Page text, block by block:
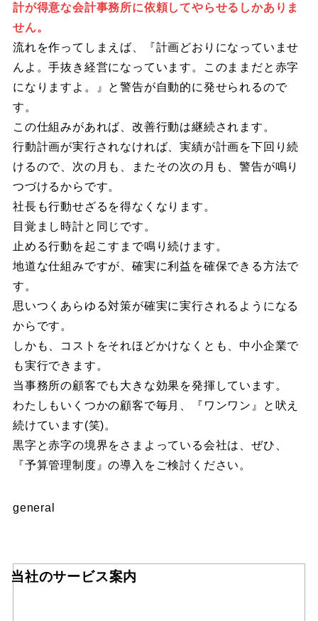
計が得意な会計事務所に依頼してやらせるしかありま
せん。
流れを作ってしまえば、『計画どおりになっていませ
んよ。手抜き経営になっています。このままだと赤字
になりますよ。』と警告が自動的に発せられるので
す。
この仕組みがあれば、改善行動は継続されます。
行動計画が実行されなければ、実績が計画を下回り続
けるので、次の月も、またその次の月も、警告が鳴り
つづけるからです。
社長も行動せざるを得なくなります。
目覚まし時計と同じです。
止める行動を起こすまで鳴り続けます。
地道な仕組みですが、確実に利益を確保できる方法で
す。
思いつくあらゆる対策が確実に実行されるようになる
からです。
しかも、コストをそれほどかけなくとも、中小企業で
も実行できます。
当事務所の顧客でも大きな効果を発揮しています。
わたしもいくつかの顧客で毎月、『ワンワン』と吠え
続けています(笑)。
黒字と赤字の境界をさまよっている会社は、ぜひ、
『予算管理制度』の導入をご検討ください。
general
当社のサービス案内